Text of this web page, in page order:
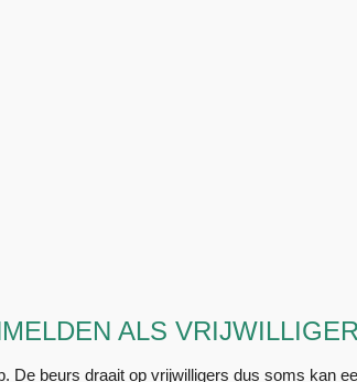
ALS
beurs draait op vrijwilligers dus soms kan